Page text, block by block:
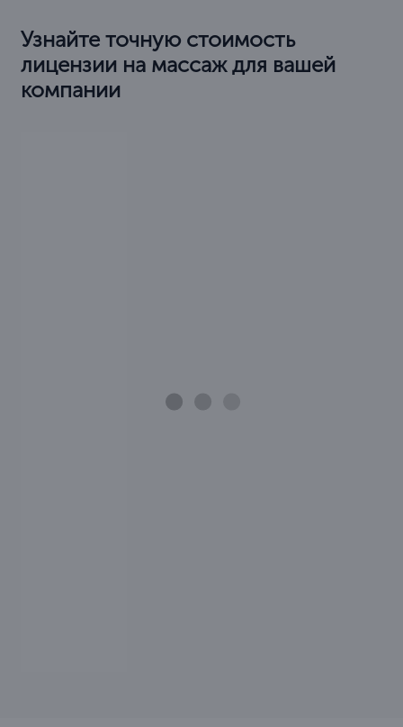
Узнайте точную стоимость
лицензии на массаж для вашей
компании